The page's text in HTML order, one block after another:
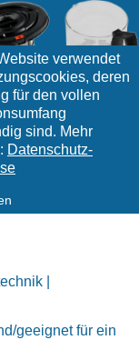
verwendet
deren
für den vollen
sind. Mehr
Datenschutz-
Batterien für
sind uns
|
geeignet für ein